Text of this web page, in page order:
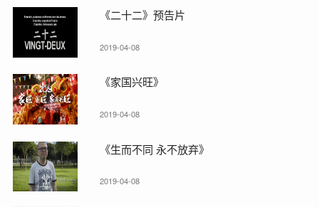
《二十二》预告片
2019-04-08
《家国兴旺》
2019-04-08
《生而不同 永不放弃》
2019-04-08